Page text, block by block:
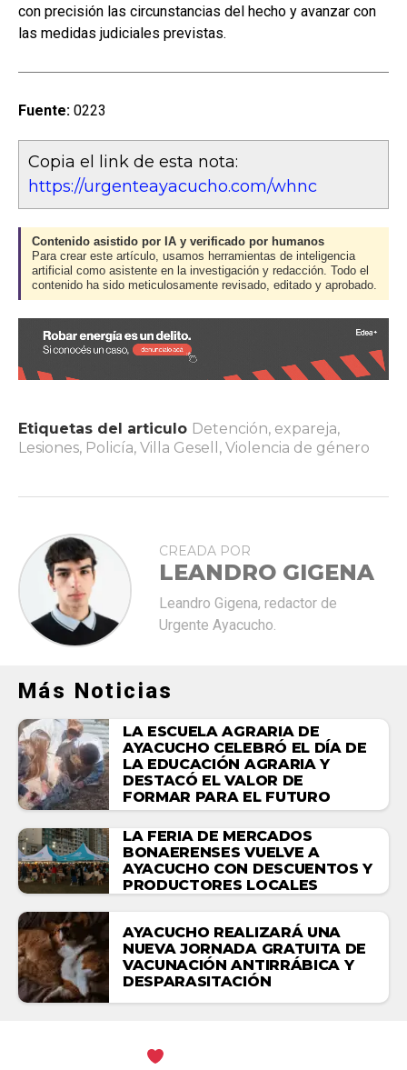
con precisión las circunstancias del hecho y avanzar con
las medidas judiciales previstas.
Fuente: 0223
Copia el link de esta nota:
https://urgenteayacucho.com/whnc
Contenido asistido por IA y verificado por humanos
Para crear este artículo, usamos herramientas de inteligencia
artificial como asistente en la investigación y redacción. Todo el
contenido ha sido meticulosamente revisado, editado y aprobado.
Etiquetas del articulo Detención, expareja,
Lesiones, Policía, Villa Gesell , Violencia de género
CREADA POR
LEANDRO GIGENA
Leandro Gigena, redactor de
Urgente Ayacucho.
Más Noticias
LA ESCUELA AGRARIA DE
AYACUCHO CELEBRÓ EL DÍA DE
LA EDUCACIÓN AGRARIA Y
DESTACÓ EL VALOR DE
FORMAR PARA EL FUTURO
LA FERIA DE MERCADOS
BONAERENSES VUELVE A
AYACUCHO CON DESCUENTOS Y
PRODUCTORES LOCALES
AYACUCHO REALIZARÁ UNA
NUEVA JORNADA GRATUITA DE
VACUNACIÓN ANTIRRÁBICA Y
DESPARASITACIÓN